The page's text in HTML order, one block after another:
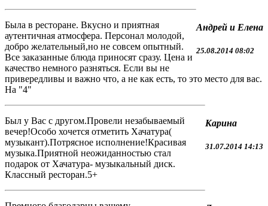
Андрей и Елена
25.08.2014 08:02
Была в ресторане. Вкусно и приятная
аутентичная атмосфера. Персонал молодой,
добро желательный,но не совсем опытный.
Все заказанные блюда приносят сразу. Цена и
качество немного разняться. Если вы не
привередливы и важно что, а не как есть, то это место для вас.
На "4"
Карина
31.07.2014 14:13
Был у Вас с другом.Провели незабываемый
вечер!Особо хочется отметить Хачатура(
музыкант).Потрясное исполнение!Красивая
музыка.Приятной неожиданностью стал
подарок от Хачатура- музыкальный диск.
Классный ресторан.5+